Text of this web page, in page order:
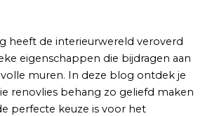
heeft de interieurwereld veroverd
eigenschappen die bijdragen aan
muren. In deze blog ontdek je
renovlies behang zo geliefd maken
perfecte keuze is voor het